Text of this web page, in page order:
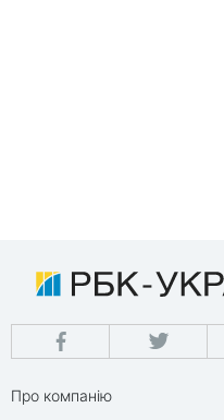
Про компанію